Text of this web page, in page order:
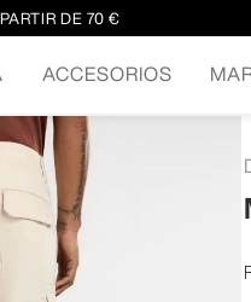
DE 70 €
ACCESORIOS